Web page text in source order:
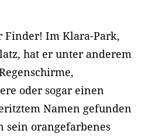
Finder! Im Klara-Park,
hat er unter anderem
oder sogar einen
Namen gefunden
sein orangefarbenes